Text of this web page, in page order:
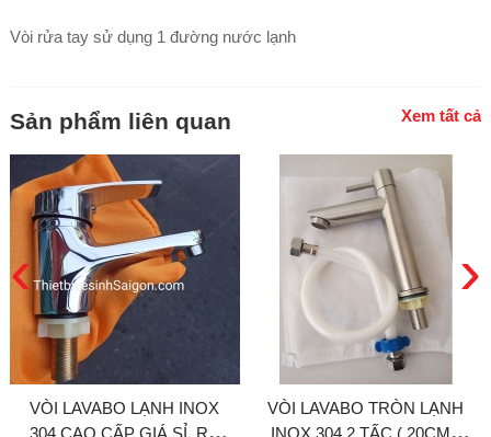
Vòi rửa tay sử dụng 1 đường nước lạnh
Sản phẩm liên quan Xem tất cả
VÒI LAVABO LẠNH INOX
304 CAO CẤP GIÁ SỈ, RẺ
VÒI LAVABO TRÒN LẠNH
INOX 304 2 TẤC ( 20CM )
‹ ›